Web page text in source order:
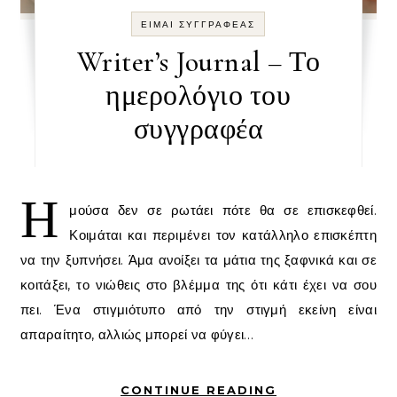
ΕΙΜΑΙ ΣΥΓΓΡΑΦΕΑΣ
Writer’s Journal – Το
ημερολόγιο του
συγγραφέα
Η
μούσα δεν σε ρωτάει πότε θα σε επισκεφθεί.
Κοιμάται και περιμένει τον κατάλληλο επισκέπτη
να την ξυπνήσει. Άμα ανοίξει τα μάτια της ξαφνικά και σε
κοιτάξει, το νιώθεις στο βλέμμα της ότι κάτι έχει να σου
πει. Ένα στιγμιότυπο από την στιγμή εκείνη είναι
απαραίτητο, αλλιώς μπορεί να φύγει…
CONTINUE READING